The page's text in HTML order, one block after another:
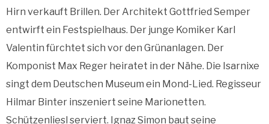
Hirn verkauft Brillen. Der Architekt Gottfried Semper
entwirft ein Festspielhaus. Der junge Komiker Karl
Valentin fürchtet sich vor den Grünanlagen. Der
Komponist Max Reger heiratet in der Nähe. Die Isarnixe
singt dem Deutschen Museum ein Mond-Lied. Regisseur
Hilmar Binter inszeniert seine Marionetten.
Schützenliesl serviert. Ignaz Simon baut seine